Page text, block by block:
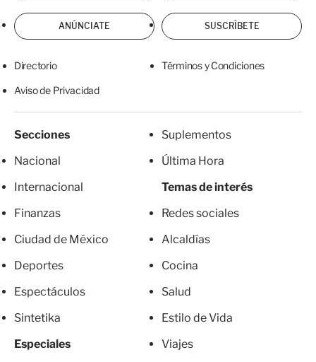
ANÚNCIATE SUSCRÍBETE
Directorio Términos y Condiciones
Aviso de Privacidad
Secciones
Nacional
Internacional
Finanzas
Ciudad de México
Deportes
Espectáculos
Sintetika
Especiales
Suplementos
Última Hora
Temas de interés
Redes sociales
Alcaldías
Cocina
Salud
Estilo de Vida
Viajes